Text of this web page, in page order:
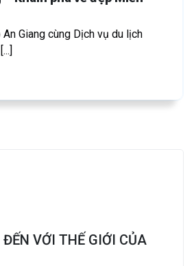
Giang cùng Dịch vụ du lịch
VỚI THẾ GIỚI CỦA